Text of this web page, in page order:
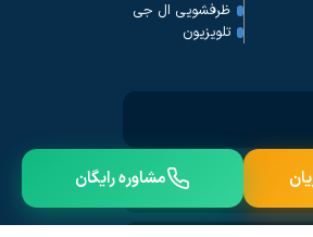
ظرفشویی ال جی
تلویزیون
مشاوره رایگان